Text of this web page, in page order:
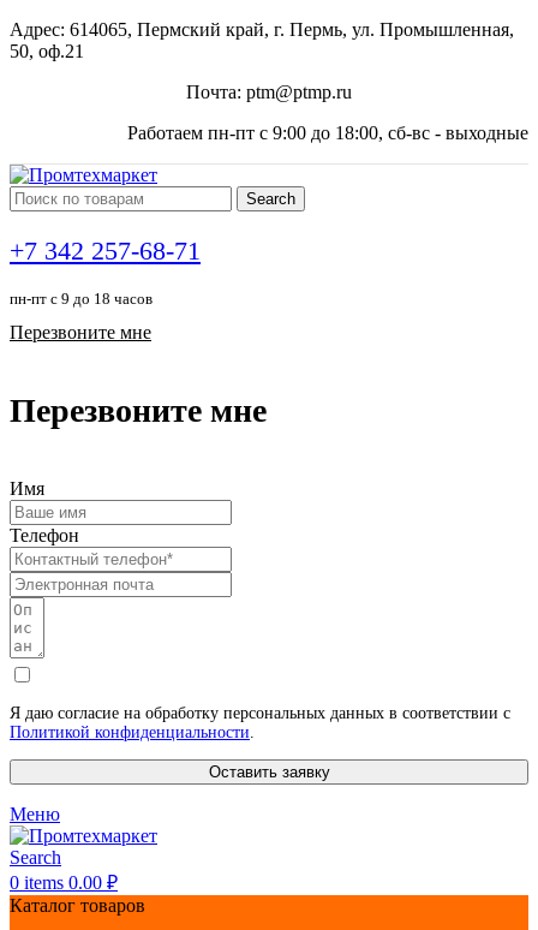
Адрес: 614065, Пермский край, г. Пермь, ул. Промышленная,
50, оф.21
Почта: ptm@ptmp.ru
Работаем пн-пт с 9:00 до 18:00, сб-вс - выходные
Search
+7 342 257-68-71
пн-пт с 9 до 18 часов
Перезвоните мне
Перезвоните мне
Имя
Телефон
Я даю согласие на обработку персональных данных в соответствии с
Политикой конфиденциальности.
Оставить заявку
Меню
Search
0 items 0.00 ₽
Каталог товаров